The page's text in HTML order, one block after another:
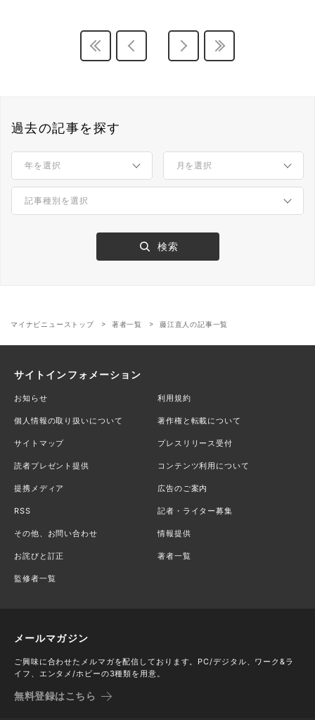
過去の記事を探す
マイナビニューストップ 著者一覧 藤江直人の記事一覧
サイトインフォメーション
お知らせ 利用規約
個人情報の取り扱いについて 著作権と転載について
サイトマップ プレスリリース受付
読者プレゼント提供 コンテンツ利用について
提携メディア 広告のご案内
RSS 記者・ライター募集
その他、お問い合わせ 情報提供
お詫びと訂正 著者一覧
監修者一覧
メールマガジン
ご興味に合わせたメルマガを配信しております。PC/デジタル、ワーク&ラ
イフ、エンタメ/ホビーの3種類を用意。
無料登録はこちら